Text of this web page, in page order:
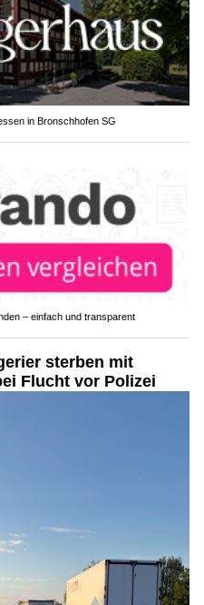
in Bronschhofen SG
– einfach und transparent
sterben mit
Flucht vor Polizei